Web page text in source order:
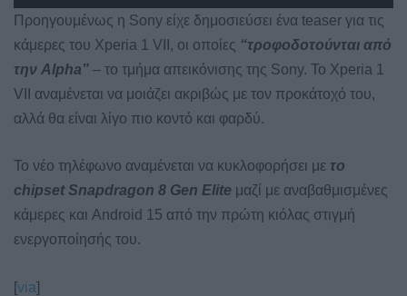
Προηγουμένως η Sony είχε δημοσιεύσει ένα teaser για τις
κάμερες του Xperia 1 VII, οι οποίες “τροφοδοτούνται από
την Alpha” – το τμήμα απεικόνισης της Sony. Το Xperia 1
VII αναμένεται να μοιάζει ακριβώς με τον προκάτοχό του,
αλλά θα είναι λίγο πιο κοντό και φαρδύ.
Το νέο τηλέφωνο αναμένεται να κυκλοφορήσει με το
chipset Snapdragon 8 Gen Elite μαζί με αναβαθμισμένες
κάμερες και Android 15 από την πρώτη κιόλας στιγμή
ενεργοποίησής του.
[via]